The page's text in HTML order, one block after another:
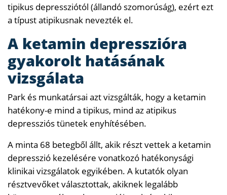
tipikus depressziótól (állandó szomorúság), ezért ezt
a típust atipikusnak nevezték el.
A ketamin depresszióra
gyakorolt ​​hatásának
vizsgálata
Park és munkatársai azt vizsgálták, hogy a ketamin
hatékony-e mind a tipikus, mind az atipikus
depressziós tünetek enyhítésében.
A minta 68 betegből állt, akik részt vettek a ketamin
depresszió kezelésére vonatkozó hatékonysági
klinikai vizsgálatok egyikében. A kutatók olyan
résztvevőket választottak, akiknek legalább